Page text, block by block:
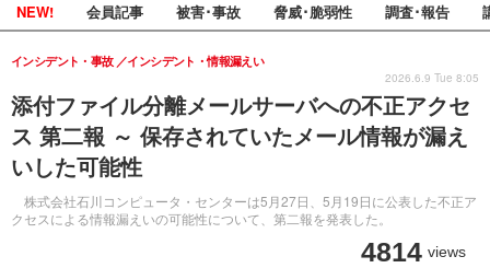
NEW! 会員記事 被害･事故 脅威･脆弱性 調査･報告
添付ファイル分離メールサーバへの不正アクセ
ス 第二報 ～ 保存されていたメール情報が漏え
いした可能性
株式会社石川コンピュータ・センターは5月27日、5月19日に公表した不正ア
クセスによる情報漏えいの可能性について、第二報を発表した。
インシデント・事故 インシデント・情報漏えい
4814 views
2026.6.9 Tue 8:05